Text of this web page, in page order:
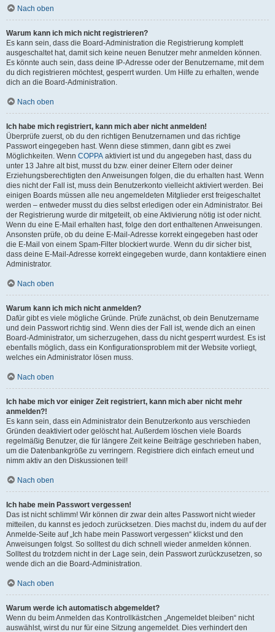
Nach oben
Warum kann ich mich nicht registrieren?
Es kann sein, dass die Board-Administration die Registrierung komplett
ausgeschaltet hat, damit sich keine neuen Benutzer mehr anmelden können.
Es könnte auch sein, dass deine IP-Adresse oder der Benutzername, mit dem
du dich registrieren möchtest, gesperrt wurden. Um Hilfe zu erhalten, wende
dich an die Board-Administration.
Nach oben
Ich habe mich registriert, kann mich aber nicht anmelden!
Überprüfe zuerst, ob du den richtigen Benutzernamen und das richtige
Passwort eingegeben hast. Wenn diese stimmen, dann gibt es zwei
Möglichkeiten. Wenn COPPA aktiviert ist und du angegeben hast, dass du
unter 13 Jahre alt bist, musst du bzw. einer deiner Eltern oder deiner
Erziehungsberechtigten den Anweisungen folgen, die du erhalten hast. Wenn
dies nicht der Fall ist, muss dein Benutzerkonto vielleicht aktiviert werden. Bei
einigen Boards müssen alle neu angemeldeten Mitglieder erst freigeschaltet
werden – entweder musst du dies selbst erledigen oder ein Administrator. Bei
der Registrierung wurde dir mitgeteilt, ob eine Aktivierung nötig ist oder nicht.
Wenn du eine E-Mail erhalten hast, folge den dort enthaltenen Anweisungen.
Ansonsten prüfe, ob du deine E-Mail-Adresse korrekt eingegeben hast oder
die E-Mail von einem Spam-Filter blockiert wurde. Wenn du dir sicher bist,
dass deine E-Mail-Adresse korrekt eingegeben wurde, dann kontaktiere einen
Administrator.
Nach oben
Warum kann ich mich nicht anmelden?
Dafür gibt es viele mögliche Gründe. Prüfe zunächst, ob dein Benutzername
und dein Passwort richtig sind. Wenn dies der Fall ist, wende dich an einen
Board-Administrator, um sicherzugehen, dass du nicht gesperrt wurdest. Es ist
ebenfalls möglich, dass ein Konfigurationsproblem mit der Website vorliegt,
welches ein Administrator lösen muss.
Nach oben
Ich habe mich vor einiger Zeit registriert, kann mich aber nicht mehr
anmelden?!
Es kann sein, dass ein Administrator dein Benutzerkonto aus verschieden
Gründen deaktiviert oder gelöscht hat. Außerdem löschen viele Boards
regelmäßig Benutzer, die für längere Zeit keine Beiträge geschrieben haben,
um die Datenbankgröße zu verringern. Registriere dich einfach erneut und
nimm aktiv an den Diskussionen teil!
Nach oben
Ich habe mein Passwort vergessen!
Das ist nicht schlimm! Wir können dir zwar dein altes Passwort nicht wieder
mitteilen, du kannst es jedoch zurücksetzen. Dies machst du, indem du auf der
Anmelde-Seite auf „Ich habe mein Passwort vergessen“ klickst und den
Anweisungen folgst. So solltest du dich schnell wieder anmelden können.
Solltest du trotzdem nicht in der Lage sein, dein Passwort zurückzusetzen, so
wende dich an die Board-Administration.
Nach oben
Warum werde ich automatisch abgemeldet?
Wenn du beim Anmelden das Kontrollkästchen „Angemeldet bleiben“ nicht
auswählst, wirst du nur für eine Sitzung angemeldet. Dies verhindert den